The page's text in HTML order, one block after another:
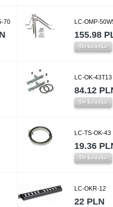
70 LC-OMP-
155.98
Do koszyka
LC-OK-43T13
84.12
Do koszyka
LC-TS-OK-43
19.36
Do koszyka
LC-OKR-12
22 PLN